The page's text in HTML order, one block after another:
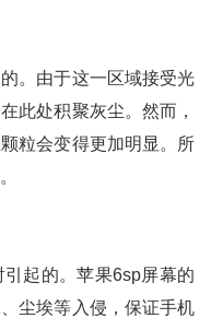
。由于这一区域接受光
此处积聚灰尘。然而，
粒会变得更加明显。所
起的。苹果6sp屏幕的
尘埃等入侵，保证手机